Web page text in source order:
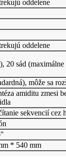
oddelene
oddelene
20 sád
môže sa
amiditu zmesi
sekvencií cez
* 540 mm